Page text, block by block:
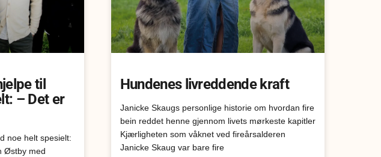
til
– Det er
noe helt spesielt:
Østby med
Hundenes livreddende kraft
Janicke Skaugs personlige historie om hvordan fire
bein reddet henne gjennom livets mørkeste kapitler
Kjærligheten som våknet ved fireårsalderen
Janicke Skaug var bare fire